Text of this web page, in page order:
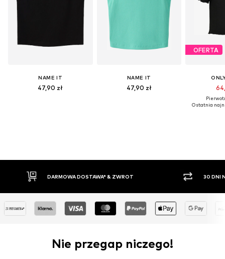
NAME IT
47,90 zł
NAME IT
47,90 zł
OFERTA
Ostatnia
30 DNI NA ZWROT TOWARU
Nie przegap niczego!